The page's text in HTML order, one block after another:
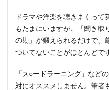
ドラマや洋楽を聴きまくって
もたまにいますが、
「聞き取
の勘」 が鍛えられるだけで、
ついてないことがほとんどです
「ス○ードラーニング」など
対にオススメしません。筆者